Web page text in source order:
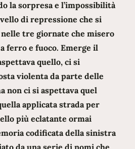
la sorpresa e l’impossibilità
di repressione che si
tre giornate che misero
ferro e fuoco. Emerge il
quello, ci si
violenta da parte delle
non ci si aspettava quel
applicata strada per
più eclatante ormai
codificata della sinistra